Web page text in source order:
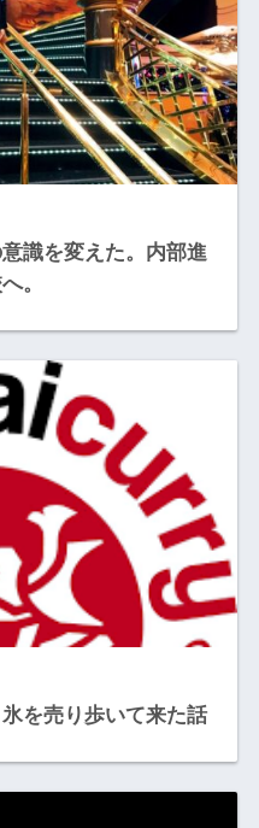
識を変えた。内部進
。
を売り歩いて来た話